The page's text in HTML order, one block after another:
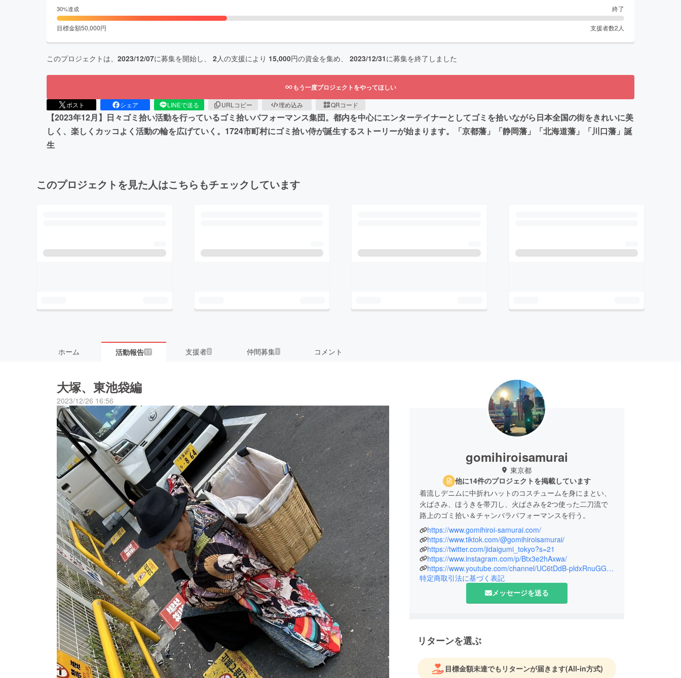
30%達成 終了
目標金額50,000円 支援者数2 人
このプロジェクトは、 2023/12/07に募集を開始し、 2人の支援により 15,000円の資金を集め、 2023/12/31に募集を終了しました
もう一度プロジェクトをやってほしい
ポスト シェア LINEで送る URLコピー 埋め込み QRコード
【2023年12月】日々ゴミ拾い活動を行っているゴミ拾いパフォーマンス集団。都内を中心にエンターテイナーとしてゴミを拾いながら日本全国の街をきれいに美
しく、楽しくカッコよく活動の輪を広げていく。1724市町村にゴミ拾い侍が誕生するストーリーが始まります。「京都藩」「静岡藩」「北海道藩」「川口藩」誕
生
このプロジェクトを見た人はこちらもチェックしています
ホーム 活動報告 17 支援者2 仲間募集 1 コメント
大塚、東池袋編
2023/12/26 16:56
gomihiroisamurai
東京都
他に14件のプロジェクトを掲載しています
着流しデニムに中折れハットのコスチュームを身にまとい、
火ばさみ、ほうきを帯刀し、火ばさみを2つ使った二刀流で
路上のゴミ拾い＆チャンバラパフォーマンスを行う。
現在は毎週水曜日と日曜日の週に２回、池袋を中心に活動し
ており、3R (リサイクル・リユース・リデュース)を推進する
環境省Re-styleサポーターに就任。
殺陣（たて）と呼ばれる本格的なチャンバラアクションに、
歌と踊りを組み込んだパフォーマンスで人々を魅了し、時に
は東京の街中のみならず各地方・イベントでも披露していま
https://www.gomihiroi-samurai.com/
https://www.tiktok.com/@gomihiroisamurai/
https://twitter.com/jidaigumi_tokyo?s=21
https://www.instagram.com/p/Btx3e2hAxwa/
https://www.youtube.com/channel/UC6tDdB-pldxRnuGGg5vY8iA
特定商取引法に基づく表記
メッセージを送る
リターンを選ぶ
目標金額未達でもリターンが届きます(All-in方式)